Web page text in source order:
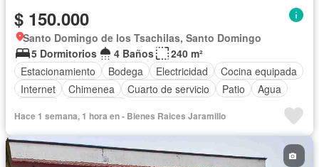
$ 150.000
Santo Domingo de los Tsachilas, Santo Domingo
5 Dormitorios
4 Baños
240 m²
Estacionamiento
Bodega Electricidad
Cocina equipada
Internet
Chimenea Cuarto de servicio Patio
Agua
Hace 1 semana, 1 hora en - Bienes Raices Jaramillo